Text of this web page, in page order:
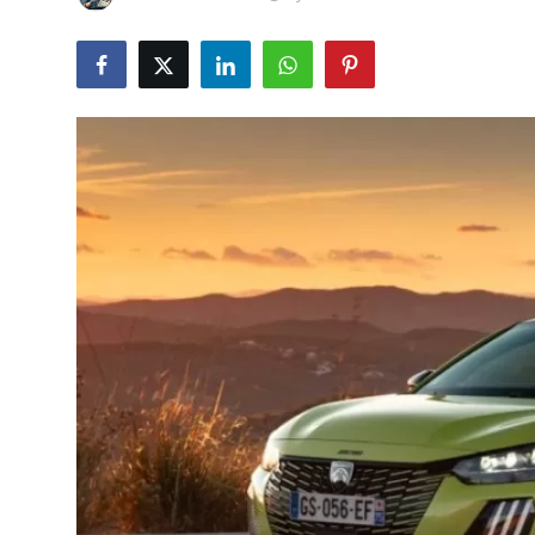
İkinci El & Alım-Satım
Bakım & Arıza Çözümleri
Elektrikli & Hibrit
Kiralama & Filo
Sürüş & Güvenlik
Lastik & Jant
LPG & Yakıt
Elektrik & Akü
Klima & Konfor